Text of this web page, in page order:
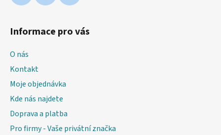
Informace pro vás
O nás
Kontakt
Moje objednávka
Kde nás najdete
Doprava a platba
Pro firmy - Vaše privátní značka